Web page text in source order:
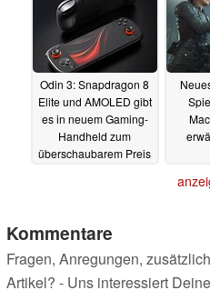
Odin 3: Snapdragon 8
Elite und AMOLED gibt
es in neuem Gaming-
Handheld zum
überschaubarem Preis
Kommentare
Fragen, Anregungen,
Artikel? - Uns interessiert